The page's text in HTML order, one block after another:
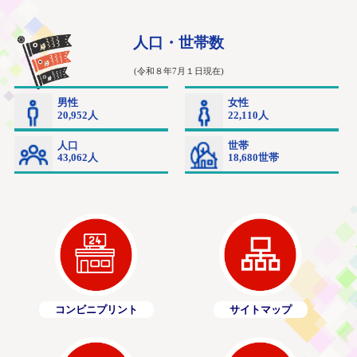
コンビニプリント サイトマップ